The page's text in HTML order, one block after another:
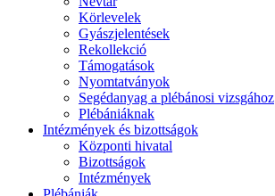
Körlevelek
Gyászjelentések
Rekollekció
Támogatások
Nyomtatványok
Segédanyag a plébánosi vizsgához
Plébániáknak
Intézmények és bizottságok
Központi hivatal
Bizottságok
Intézmények